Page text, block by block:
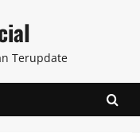
Terupdate